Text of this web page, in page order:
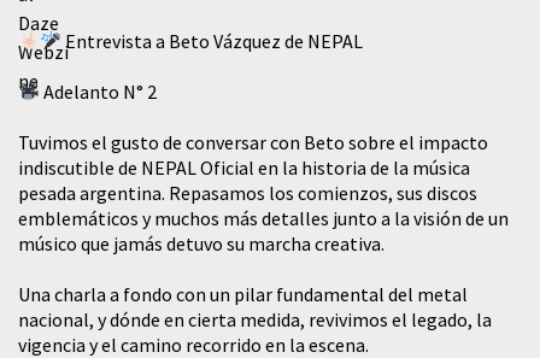
Entrevista a Beto Vázquez de NEPAL
Adelanto N° 2
Tuvimos el gusto de conversar con Beto sobre el impacto
indiscutible de NEPAL Oficial en la historia de la música
pesada argentina. Repasamos los comienzos, sus discos
emblemáticos y muchos más detalles junto a la visión de un
músico que jamás detuvo su marcha creativa.
​Una charla a fondo con un pilar fundamental del metal
nacional, y dónde en cierta medida, revivimos el legado, la
vigencia y el camino recorrido en la escena.